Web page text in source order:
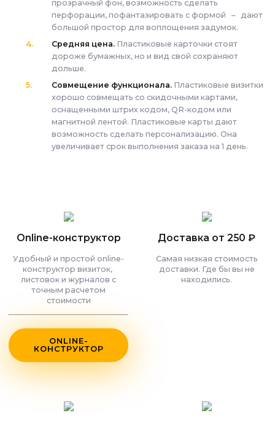
прозрачный фон, возможность сделать
перфорации, пофантазировать с формой – дают
большой простор для воплощения задумок.
Средняя цена. Пластиковые карточки стоят
дороже бумажных, но и вид свой сохраняют
дольше.
Совмещение функционала. Пластиковые визитки
хорошо совмещать со скидочными картами,
оснащенными штрих кодом, QR-кодом или
магнитной лентой. Пластиковые карты дают
возможность сделать персонализацию. Она
увеличивает срок выполнения заказа на 1 день.
Online-конструктор
Удобный и простой online-
конструктор визиток,
листовок и журналов с
точным расчетом
стоимости
ONLINE-
КОНСТРУКТОР
Доставка от 250 ₽
Самая низкая стоимость
доставки. Где бы вы не
находились.